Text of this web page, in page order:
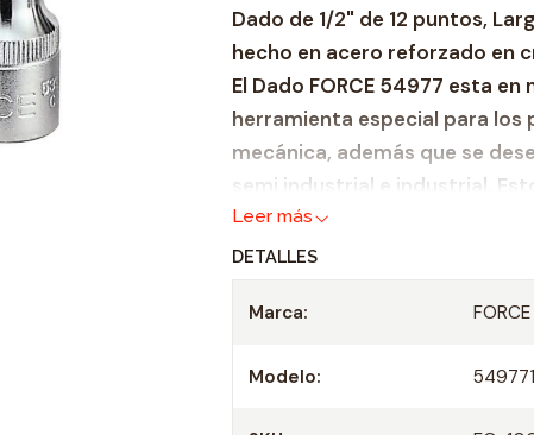
d
a
d
Dado de 1/2" de 12 puntos,
hecho en acero reforzado en
El Dado FORCE 54977 esta
herramienta especial para
mecánica, además que se
semi industrial e industrial.
fabricación, hecha bajo altos
garantiza fiabilidad y
Zócalo de acero reforzado
Profundidad 22 mm.
Leer más
DETALLES
Marca: FORCE
Modelo: